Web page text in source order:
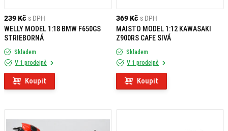
239 Kč s DPH
WELLY MODEL 1:18 BMW F650GS
STRIEBORNÁ
Skladem
V 1 prodejně
Koupit
369 Kč s DPH
MAISTO MODEL 1:12 KAWASAKI
Z900RS CAFE SIVÁ
Skladem
V 1 prodejně
Koupit